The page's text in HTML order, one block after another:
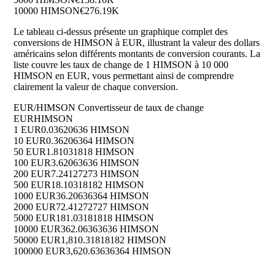
10000 HIMSON€276.19K
Le tableau ci-dessus présente un graphique complet des
conversions de HIMSON à EUR, illustrant la valeur des dollars
américains selon différents montants de conversion courants. La
liste couvre les taux de change de 1 HIMSON à 10 000
HIMSON en EUR, vous permettant ainsi de comprendre
clairement la valeur de chaque conversion.
EUR/HIMSON Convertisseur de taux de change
EURHIMSON
1 EUR0.03620636 HIMSON
10 EUR0.36206364 HIMSON
50 EUR1.81031818 HIMSON
100 EUR3.62063636 HIMSON
200 EUR7.24127273 HIMSON
500 EUR18.10318182 HIMSON
1000 EUR36.20636364 HIMSON
2000 EUR72.41272727 HIMSON
5000 EUR181.03181818 HIMSON
10000 EUR362.06363636 HIMSON
50000 EUR1,810.31818182 HIMSON
100000 EUR3,620.63636364 HIMSON